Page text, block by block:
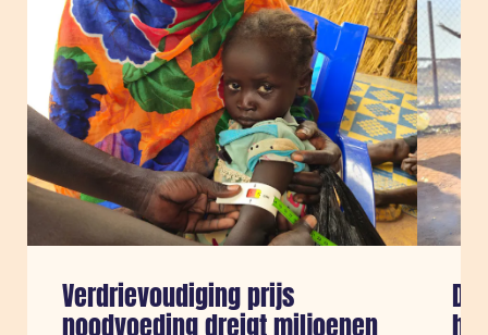
Verdrievoudiging prijs
noodvoeding dreigt miljoenen